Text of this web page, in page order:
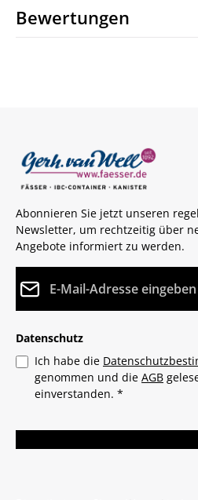
Bewertungen
Abonnieren Sie jetzt unseren
Newsletter, um rechtzeitig über
Angebote informiert zu werden.
Datenschutz
Ich habe die
genommen und die AGB
einverstanden. *